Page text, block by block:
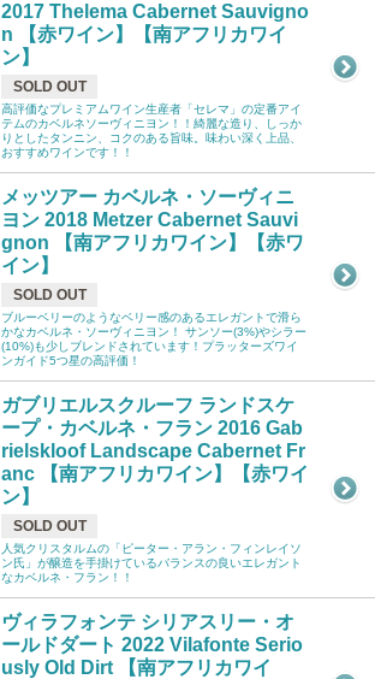
2017 Thelema Cabernet Sauvigno
n 【赤ワイン】【南アフリカワイ
ン】
SOLD OUT
高評価なプレミアムワイン生産者「セレマ」の定番アイ
テムのカベルネソーヴィニヨン！！綺麗な造り、しっか
りとしたタンニン、コクのある旨味。味わい深く上品、
おすすめワインです！！
メッツアー カベルネ・ソーヴィニ
ヨン 2018 Metzer Cabernet Sauvi
gnon 【南アフリカワイン】【赤ワ
イン】
SOLD OUT
ブルーベリーのようなベリー感のあるエレガントで滑ら
かなカベルネ・ソーヴィニヨン！ サンソー(3%)やシラー
(10%)も少しブレンドされています！プラッターズワイ
ンガイド5つ星の高評価！
ガブリエルスクルーフ ランドスケ
ープ・カベルネ・フラン 2016 Gab
rielskloof Landscape Cabernet Fr
anc 【南アフリカワイン】【赤ワイ
ン】
SOLD OUT
人気クリスタルムの「ピーター・アラン・フィンレイソ
ン氏」が醸造を手掛けているバランスの良いエレガント
なカベルネ・フラン！！
ヴィラフォンテ シリアスリー・オ
ールドダート 2022 Vilafonte Serio
usly Old Dirt 【南アフリカワイ